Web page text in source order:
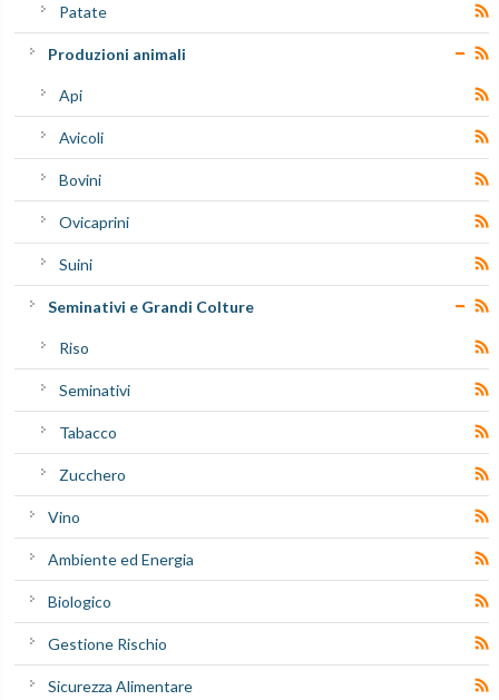
Patate
Produzioni animali
Api
Avicoli
Bovini
Ovicaprini
Suini
Seminativi e Grandi Colture
Riso
Seminativi
Tabacco
Zucchero
Vino
Ambiente ed Energia
Biologico
Gestione Rischio
Sicurezza Alimentare